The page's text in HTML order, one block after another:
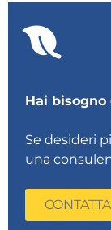
Hai
Se desideri
una